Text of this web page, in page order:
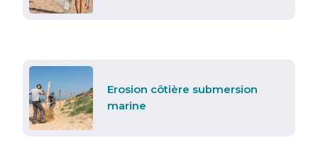
Erosion côtière submersion
marine